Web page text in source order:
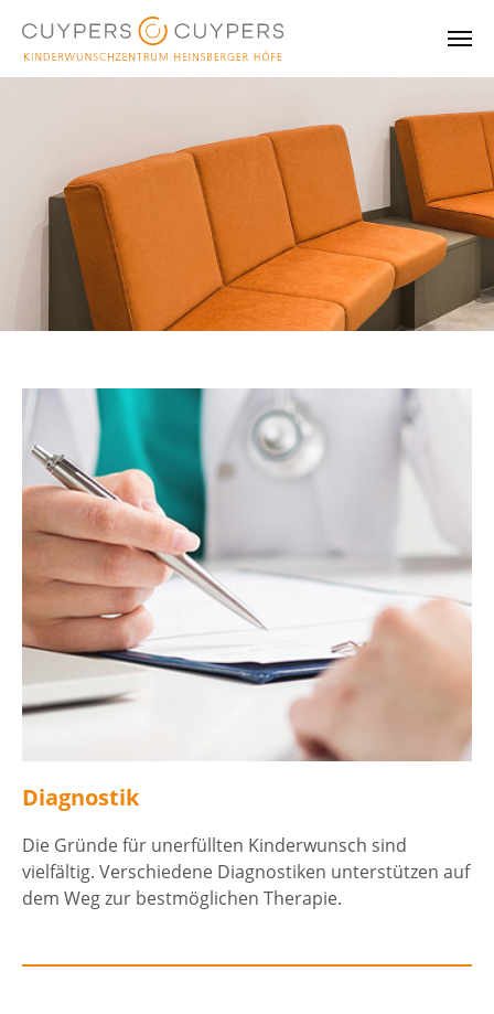
Skip to main content
Diagnostik
Die Gründe für unerfüllten Kinderwunsch sind
vielfältig. Verschiedene Diagnostiken unterstützen auf
dem Weg zur bestmöglichen Therapie.